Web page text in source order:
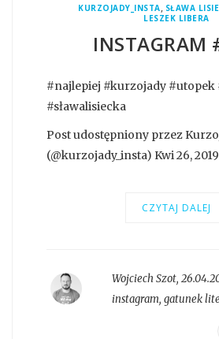
KURZOJADY_INSTA, SŁAWA
LESZEK LIBERA
INSTAGRAM
#najlepiej #kurzojady #utopek
#sławalisiecka
Post udostępniony przez
(@kurzojady_insta) Kwi 26, 2019
CZYTAJ DALEJ
Wojciech Szot,
instagram, gatunek